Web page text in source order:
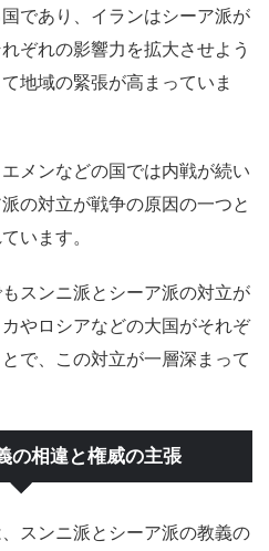
であり、イランはシーア派が
ぞれの影響力を拡大させよう
地域の緊張が高まっていま
メンなどの国では内戦が続い
の対立が戦争の原因の一つと
います。
スンニ派とシーア派の対立が
やロシアなどの大国がそれぞ
で、この対立が一層深まって
の相違と権威の主張
スンニ派とシーア派の教義の